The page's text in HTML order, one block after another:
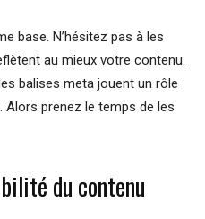
base. N’hésitez pas à les
au mieux votre contenu.
balises meta jouent un rôle
Alors prenez le temps de les
du contenu